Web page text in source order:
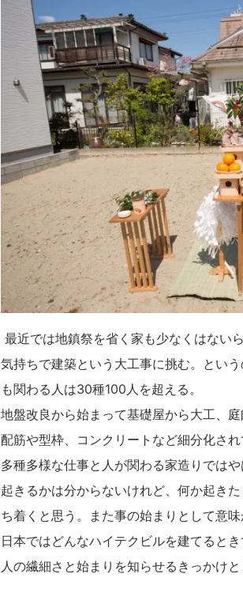
最近では地鎮祭を省く家も少なくはない
気持ちで建築という大工事に挑む。とい
も関わる人は30種100人を超える。
地盤改良から始まって基礎屋から大工、
配筋や型枠、コンクリートなど細分化され
多種多様な仕事と人が関わる家造りでは
起きるかは分からないけれど、何か起き
ち着くと思う。また事の始まりとして意味
日本ではどんなハイテクビルを建てると
人の繊細さと始まりを知らせるきっかけ